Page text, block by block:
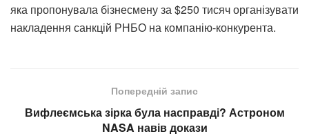
яка пропонувала бізнесмену за $250 тисяч організувати
накладення санкцій РНБО на компанію-конкурента.
Попередній запис
Вифлеємська зірка була насправді? Астроном
NASA навів докази